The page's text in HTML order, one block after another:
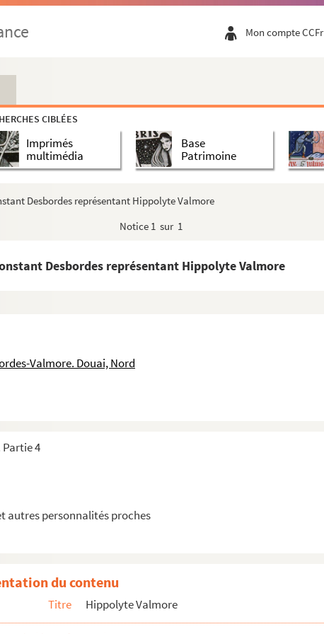
Mon compte CCFr
CIBLÉES
Imprimés
multimédia
Base
Patrimoine
Desbordes représentant Hippolyte Valmore
Notice 1 sur 1
Desbordes représentant Hippolyte Valmore
Valmore. Douai, Nord
4
autres personnalités proches
Lanchantin Desbordes dit Valmore chez Mr Meunié, not...
dit Valmore chez Me Meunié, notaire à Paris rue ...
du contenu
Titre Hippolyte Valmore